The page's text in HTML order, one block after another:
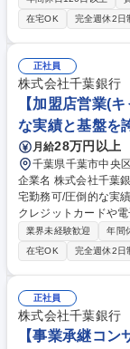
んでいただきます。 【具体的には】■営業店と協働しながら以下のM&Aの
企画段階からクロー
ェクトを組成し、チ
ら案件ニーズがトス
（ソーシング＆オリ
（候補先選定、デュ
ジング等） 募集職種 【M&Aコンサルタント】未経験OK/銀行の顧客基盤
があるため電話セール
在宅OK
完全週休2日
正社員
株式会社千葉銀行
【加盟店営業(
な実績と基盤を
月給28万円以上
千葉県千葉市中央区
企業名 株式会社千葉銀行 求人名 【加盟店営業(キャッシュレ
宅勤務可/圧倒的な実績と基盤を誇る地
クレジットカードや
開拓営業をお任せし
動案件等のクロージングまで一
な顧客基盤を武器に
展開できます。 募集職種 【加盟店営業(キャッシュレス決済)】在宅勤務
可/圧倒的な実績と基
業界未経験歓迎 年間
在宅OK
完全週休2日
正社員
株式会社千葉銀行
【事業承継コ